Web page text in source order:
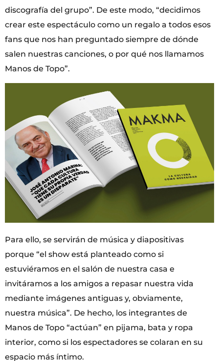
discografía del grupo”. De este modo, “decidimos
crear este espectáculo como un regalo a todos esos
fans que nos han preguntado siempre de dónde
salen nuestras canciones, o por qué nos llamamos
Manos de Topo”.
Para ello, se servirán de música y diapositivas
porque “el show está planteado como si
estuviéramos en el salón de nuestra casa e
invitáramos a los amigos a repasar nuestra vida
mediante imágenes antiguas y, obviamente,
nuestra música”. De hecho, los integrantes de
Manos de Topo “actúan” en pijama, bata y ropa
interior, como si los espectadores se colaran en su
espacio más íntimo.